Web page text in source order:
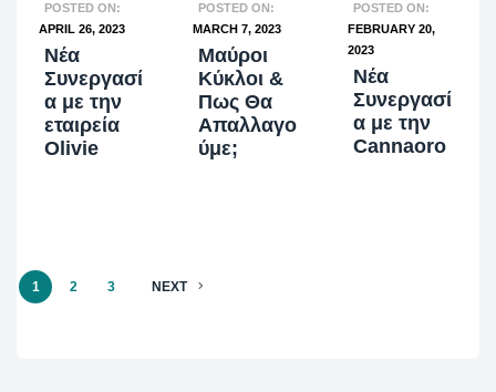
POSTED ON:
APRIL 26, 2023
Νέα
Συνεργασί
α με την
εταιρεία
Olivie
POSTED ON:
MARCH 7, 2023
Μαύροι
Κύκλοι &
Πως Θα
Απαλλαγο
ύμε;
POSTED ON:
FEBRUARY 20,
2023
Νέα
Συνεργασί
α με την
Cannaoro
1 2 3 NEXT